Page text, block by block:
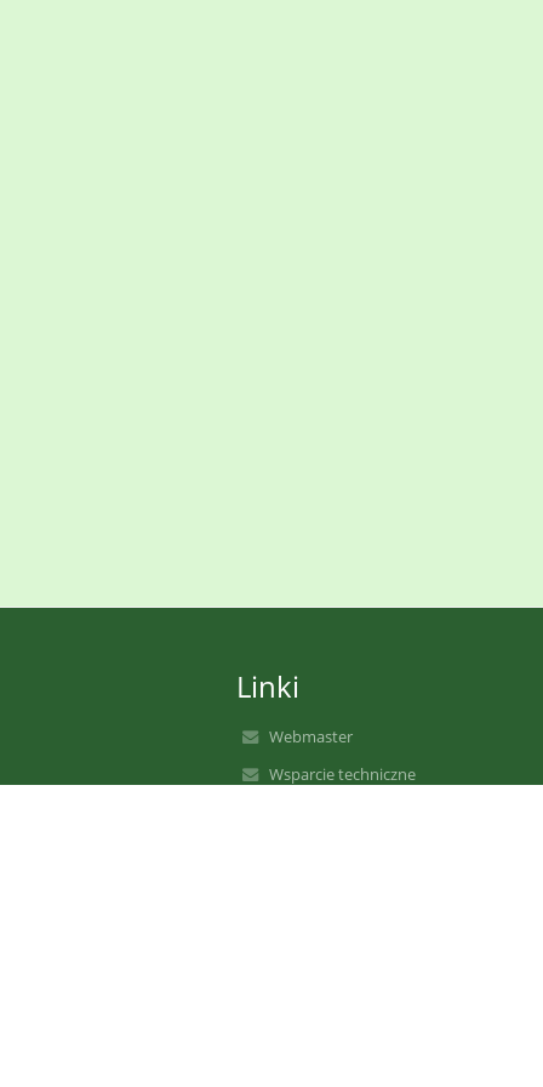
Linki
Webmaster
Wsparcie techniczne